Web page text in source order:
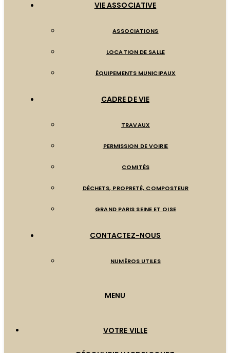
VIE ASSOCIATIVE
ASSOCIATIONS
LOCATION DE SALLE
ÉQUIPEMENTS MUNICIPAUX
CADRE DE VIE
TRAVAUX
PERMISSION DE VOIRIE
COMITÉS
DÉCHETS, PROPRETÉ, COMPOSTEUR
GRAND PARIS SEINE ET OISE
CONTACTEZ-NOUS
NUMÉROS UTILES
MENU
VOTRE VILLE